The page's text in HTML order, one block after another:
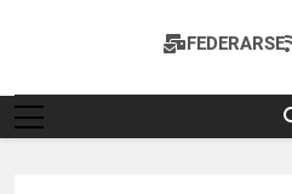
Sitio Oficial De
FEDERARSE